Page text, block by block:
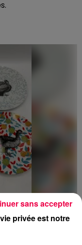
pour
privée est notre
sans accepter